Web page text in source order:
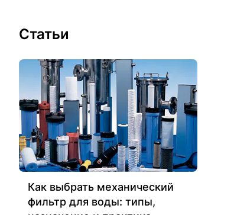
Статьи
Как выбрать механический
фильтр для воды: типы,